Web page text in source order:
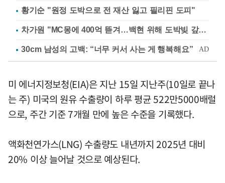
황기순 "원정 도박으로 전 재산 잃고 필리핀 도피"
차가원 "MC몽에 400억 뜯겨…백현 위해 도박빚 갚아줘"
미 에너지정보청(EIA)은 지난 15일 지난주(10일로 끝나
는 주) 미국의 원유 수출량이 하루 평균 522만5000배럴
으로, 주간 기준 7개월 만에 높은 수준을 기록했다.
액화천연가스(LNG) 수출량도 내년까지 2025년 대비
20% 이상 늘어날 것으로 예상된다.